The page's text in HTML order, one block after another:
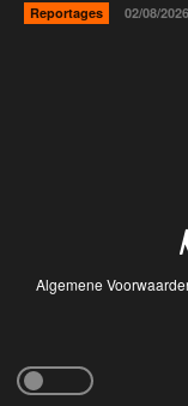
Reportages 02/08/2026
Algemene